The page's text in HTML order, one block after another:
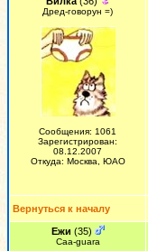
Дред-говорун =)
Сообщения: 1061
Зарегистрирован:
08.12.2007
Откуда: Москва, ЮАО
Вернуться к началу
Ежи (35)
Сaa-guara